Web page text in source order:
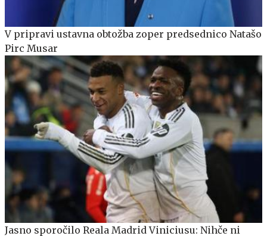
V pripravi ustavna obtožba zoper predsednico Natašo
Pirc Musar
Jasno sporočilo Reala Madrid Viniciusu: Nihče ni